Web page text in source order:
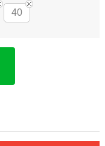
40